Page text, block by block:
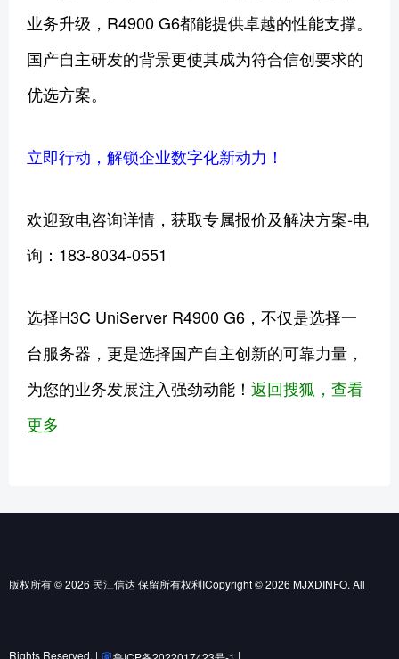
业务升级，R4900 G6都能提供卓越的性能支撑。
国产自主研发的背景更使其成为符合信创要求的
优选方案。
立即行动，解锁企业数字化新动力！
欢迎致电咨询详情，获取专属报价及解决方案-电
询：183-8034-0551
选择H3C UniServer R4900 G6，不仅是选择一
台服务器，更是选择国产自主创新的可靠力量，
为您的业务发展注入强劲动能！ 返回搜狐，查看
更多
版权所有 © 2026 民江信达 保留所有权利ICopyright © 2026 MJXDINFO. All
Rights Reserved. | |